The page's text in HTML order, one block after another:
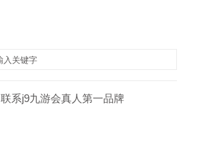
联系j9九游会真人第一品牌